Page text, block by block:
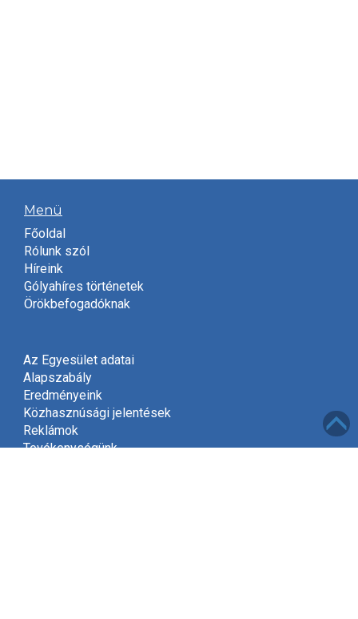
Menü
Főoldal
Rólunk szól
Híreink
Gólyahíres történetek
Örökbefogadóknak
Az Egyesület adatai
Alapszabály
Eredményeink
Közhasznúsági jelentések
Reklámok
Tevékenységünk